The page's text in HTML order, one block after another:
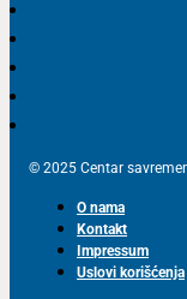
© 2025 Centar
O nama
Kontakt
Impressum
Uslovi korišćenja